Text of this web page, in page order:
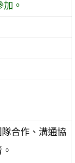
。
合作、溝通協